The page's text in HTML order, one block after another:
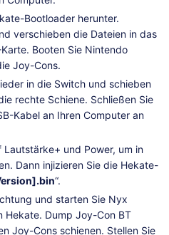
Bootloader herunter.
verschieben die Dateien in das
Booten Sie Nintendo
Joy-Cons.
in die Switch und schieben
rechte Schiene. Schließen Sie
Kabel an Ihren Computer an
und Power, um in
Dann injizieren Sie die Hekate-
“.
und starten Sie Nyx
Hekate. Dump Joy-Con BT
Joy-Cons schienen. Stellen Sie